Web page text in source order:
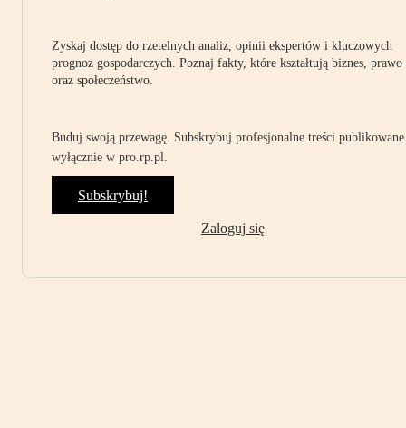
Zyskaj dostęp do rzetelnych analiz, opinii ekspertów i kluczowych
prognoz gospodarczych. Poznaj fakty, które kształtują biznes, prawo
oraz społeczeństwo.
Buduj swoją przewagę. Subskrybuj profesjonalne treści publikowane
wyłącznie w pro.rp.pl.
Subskrybuj!
Zaloguj się